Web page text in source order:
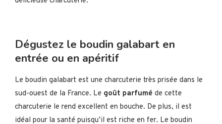
Dégustez le boudin galabart en
entrée ou en apéritif
Le boudin galabart est une charcuterie très prisée dans le
sud-ouest de la France. Le goût parfumé de cette
charcuterie le rend excellent en bouche. De plus, il est
idéal pour la santé puisqu’il est riche en fer. Le boudin